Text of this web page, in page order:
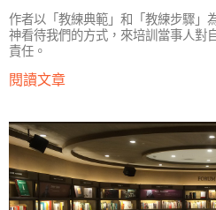
作者以「教練典範」和「教練步驟」
神看待我們的方式，來培訓當事人對
責任。
閱讀文章